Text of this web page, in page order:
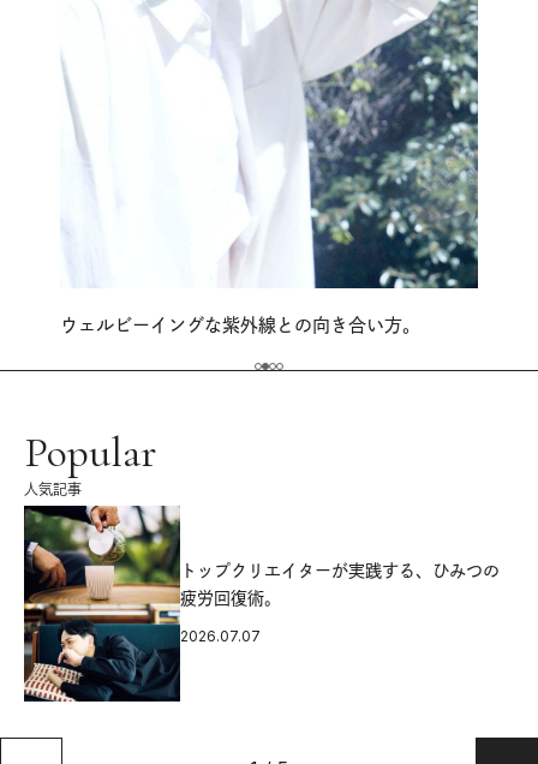
ウェルビーイングな紫外線との向き合い方。
Popular
人気記事
トップクリエイターが実践する、ひみつの
疲労回復術。
2026.07.07